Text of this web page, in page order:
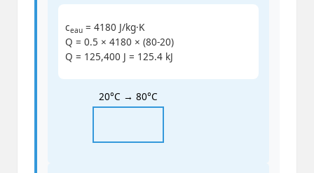
ceau = 4180 J/kg·K
Q = 0.5 × 4180 × (80-20)
Q = 125,400 J = 125.4 kJ
20°C → 80°C